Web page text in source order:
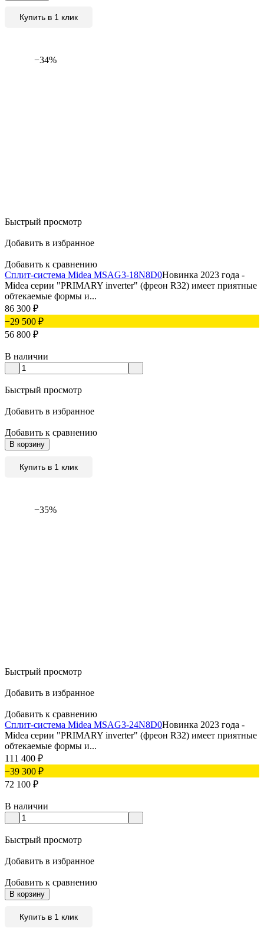
Купить в 1 клик
−34%
Быстрый просмотр
Добавить в избранное
Добавить к сравнению
Сплит-система Midea MSAG3-18N8D0Новинка 2023 года -
Midea серии "PRIMARY inverter" (фреон R32) имеет приятные
обтекаемые формы и...
86 300 ₽
−29 500 ₽
56 800 ₽
В наличии
Быстрый просмотр
Добавить в избранное
Добавить к сравнению
В корзину
Купить в 1 клик
−35%
Быстрый просмотр
Добавить в избранное
Добавить к сравнению
Сплит-система Midea MSAG3-24N8D0Новинка 2023 года -
Midea серии "PRIMARY inverter" (фреон R32) имеет приятные
обтекаемые формы и...
111 400 ₽
−39 300 ₽
72 100 ₽
В наличии
Быстрый просмотр
Добавить в избранное
Добавить к сравнению
В корзину
Купить в 1 клик